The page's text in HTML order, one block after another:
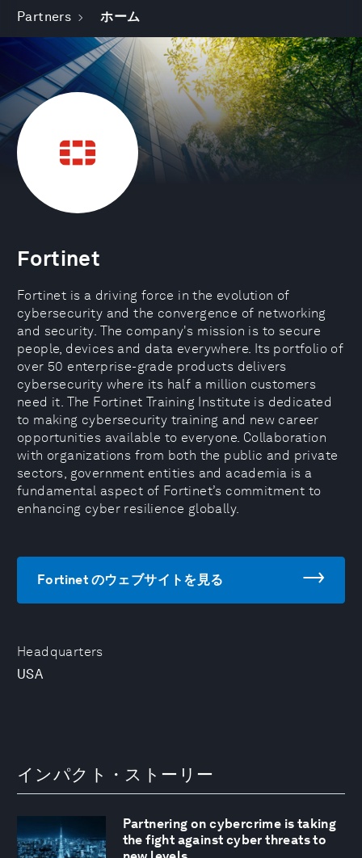
Partners ホーム
Headquarters
USA
Fortinet
Fortinet is a driving force in the evolution of
cybersecurity and the convergence of networking
and security. The company's mission is to secure
people, devices and data everywhere. Its portfolio of
over 50 enterprise-grade products delivers
cybersecurity where its half a million customers
need it. The Fortinet Training Institute is dedicated
to making cybersecurity training and new career
opportunities available to everyone. Collaboration
with organizations from both the public and private
sectors, government entities and academia is a
fundamental aspect of Fortinet’s commitment to
enhancing cyber resilience globally.
Fortinet のウェブサイトを見る
インパクト・ストーリー
Partnering on cybercrime is taking
the fight against cyber threats to